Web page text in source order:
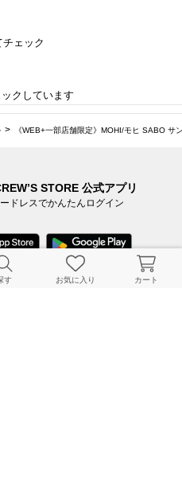
ェック
クしています
《WEB+一部店舗限定》MOHI/モヒ SABO サ
STORE 公式アプリ
ドレスでかんたんログイン
す お気に入り カート